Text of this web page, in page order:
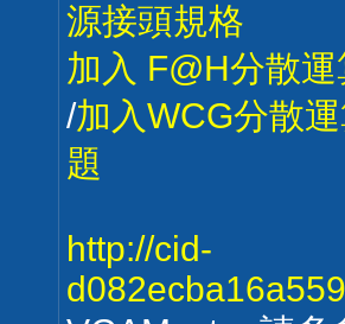
源接頭規格
加入 F@H分散
/加入WCG分散
題
http://cid-